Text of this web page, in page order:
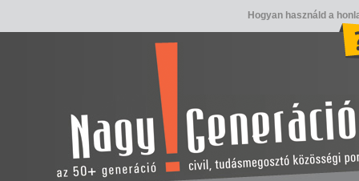
Hogyan használd a